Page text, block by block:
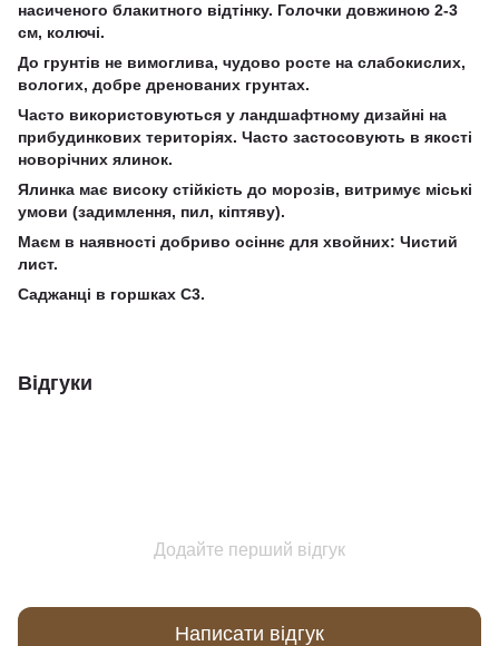
насиченого блакитного відтінку. Голочки довжиною 2-3
см, колючі.
До грунтів не вимоглива, чудово росте на слабокислих,
вологих, добре дренованих грунтах.
Часто використовуються у ландшафтному дизайні на
прибудинкових територіях. Часто застосовують в якості
новорічних ялинок.
Ялинка має високу стійкість до морозів, витримує міські
умови (задимлення, пил, кіптяву).
Маєм в наявності добриво осіннє для хвойних: Чистий
лист.
Саджанці в горшках С3.
Відгуки
Додайте перший відгук
Написати відгук